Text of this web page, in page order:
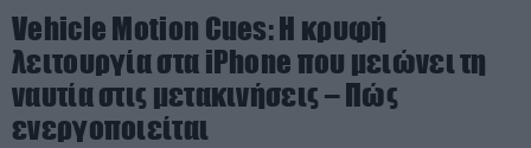
Vehicle Motion Cues: Η κρυφή
λειτουργία στα iPhone που μειώνει τη
ναυτία στις μετακινήσεις – Πώς
ενεργοποιείται